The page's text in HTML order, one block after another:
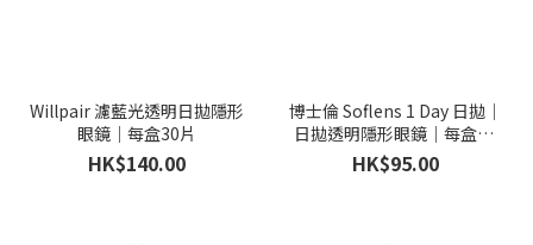
Willpair 濾藍光透明日拋隱形
眼鏡｜每盒30片
HK$140.00
博士倫 Soflens 1 Day 日拋｜
日拋透明隱形眼鏡｜每盒30
片
HK$95.00